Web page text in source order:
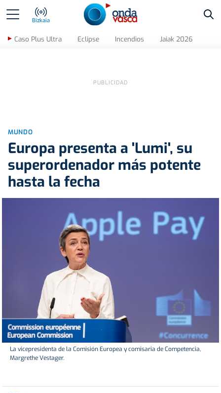
Bizkaia
Caso Plus Ultra Eclipse Incendios Jaiak 2026
MUNDO
Europa presenta a 'Lumi', su
superordenador más potente
hasta la fecha
La vicepresidenta de la Comisión Europea y comisaria de Competencia,
Margrethe Vestager.